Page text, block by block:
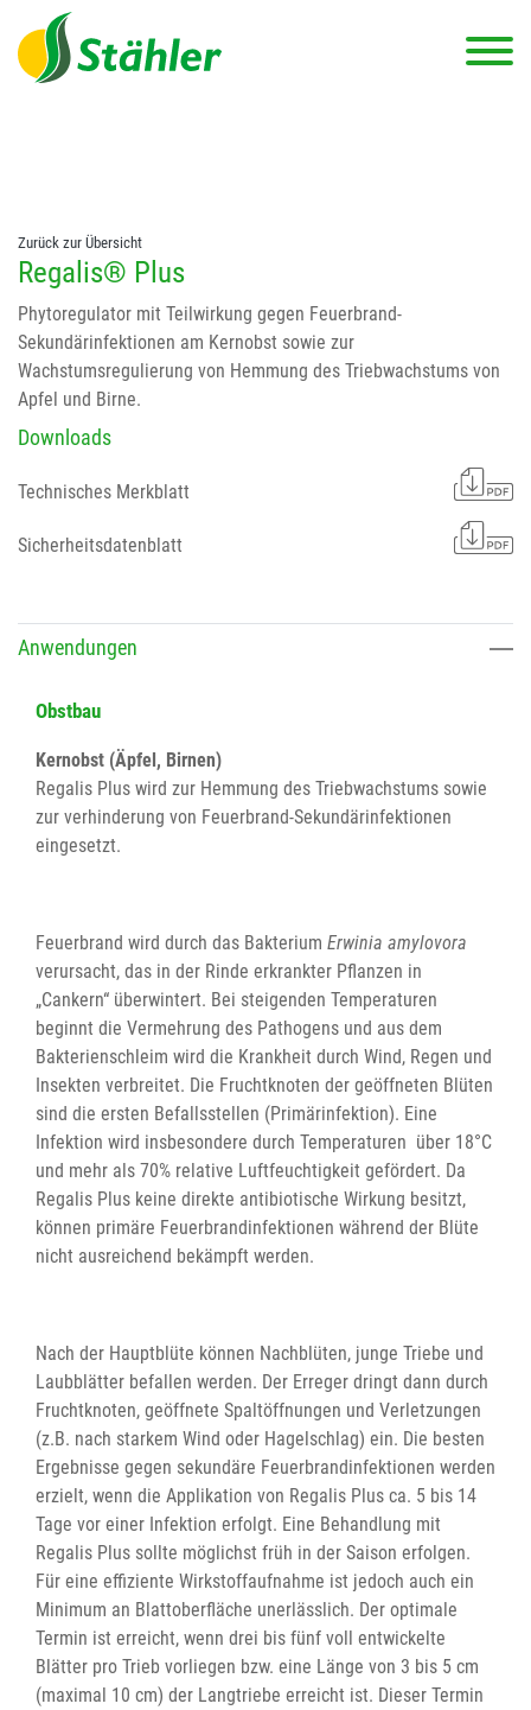
string(78) "Test 12 {FONT:12} // Dosierungen: test 123 dfasdf
asdfW134 245 34" string(62) "Test 12 {FONT:12} Dosierungen: test
123 dfasdf asdfW134 245 34"
Zurück zur Übersicht
Regalis® Plus
Phytoregulator mit Teilwirkung gegen Feuerbrand-
Sekundärinfektionen am Kernobst sowie zur
Wachstumsregulierung von Hemmung des Triebwachstums von
Apfel und Birne.
Downloads
Technisches Merkblatt
Sicherheitsdatenblatt
Anwendungen
Obstbau
Kernobst (Äpfel, Birnen)
Regalis Plus wird zur Hemmung des Triebwachstums sowie
zur verhinderung von Feuerbrand-Sekundärinfektionen
eingesetzt.
Feuerbrand wird durch das Bakterium Erwinia amylovora
verursacht, das in der Rinde erkrankter Pflanzen in
„Cankern“ überwintert. Bei steigenden Temperaturen
beginnt die Vermehrung des Pathogens und aus dem
Bakterienschleim wird die Krankheit durch Wind, Regen und
Insekten verbreitet. Die Fruchtknoten der geöffneten Blüten
sind die ersten Befallsstellen (Primärinfektion). Eine
Infektion wird insbesondere durch Temperaturen über 18°C
und mehr als 70% relative Luftfeuchtigkeit gefördert. Da
Regalis Plus keine direkte antibiotische Wirkung besitzt,
können primäre Feuerbrandinfektionen während der Blüte
nicht ausreichend bekämpft werden.
Nach der Hauptblüte können Nachblüten, junge Triebe und
Laubblätter befallen werden. Der Erreger dringt dann durch
Fruchtknoten, geöffnete Spaltöffnungen und Verletzungen
(z.B. nach starkem Wind oder Hagelschlag) ein. Die besten
Ergebnisse gegen sekundäre Feuerbrandinfektionen werden
erzielt, wenn die Applikation von Regalis Plus ca. 5 bis 14
Tage vor einer Infektion erfolgt. Eine Behandlung mit
Regalis Plus sollte möglichst früh in der Saison erfolgen.
Für eine effiziente Wirkstoffaufnahme ist jedoch auch ein
Minimum an Blattoberfläche unerlässlich. Der optimale
Termin ist erreicht, wenn drei bis fünf voll entwickelte
Blätter pro Trieb vorliegen bzw. eine Länge von 3 bis 5 cm
(maximal 10 cm) der Langtriebe erreicht ist. Dieser Termin